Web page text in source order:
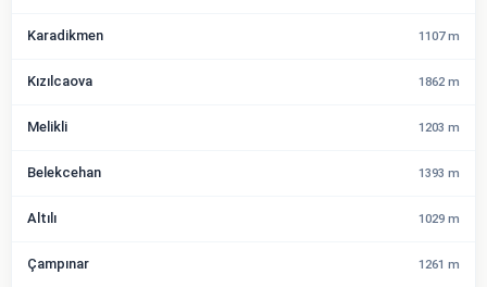
Karadikmen 1107 m
Kızılcaova 1862 m
Melikli 1203 m
Belekcehan 1393 m
Altılı 1029 m
Çampınar 1261 m